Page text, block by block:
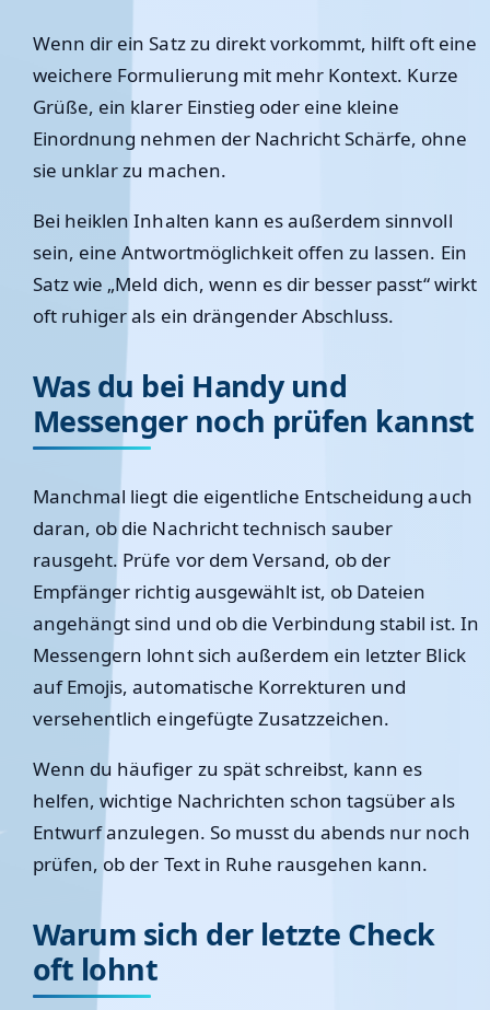
Wenn dir ein Satz zu direkt vorkommt, hilft oft eine
weichere Formulierung mit mehr Kontext. Kurze
Grüße, ein klarer Einstieg oder eine kleine
Einordnung nehmen der Nachricht Schärfe, ohne
sie unklar zu machen.
Bei heiklen Inhalten kann es außerdem sinnvoll
sein, eine Antwortmöglichkeit offen zu lassen. Ein
Satz wie „Meld dich, wenn es dir besser passt“ wirkt
oft ruhiger als ein drängender Abschluss.
Was du bei Handy und
Messenger noch prüfen kannst
Manchmal liegt die eigentliche Entscheidung auch
daran, ob die Nachricht technisch sauber
rausgeht. Prüfe vor dem Versand, ob der
Empfänger richtig ausgewählt ist, ob Dateien
angehängt sind und ob die Verbindung stabil ist. In
Messengern lohnt sich außerdem ein letzter Blick
auf Emojis, automatische Korrekturen und
versehentlich eingefügte Zusatzzeichen.
Wenn du häufiger zu spät schreibst, kann es
helfen, wichtige Nachrichten schon tagsüber als
Entwurf anzulegen. So musst du abends nur noch
prüfen, ob der Text in Ruhe rausgehen kann.
Warum sich der letzte Check
oft lohnt